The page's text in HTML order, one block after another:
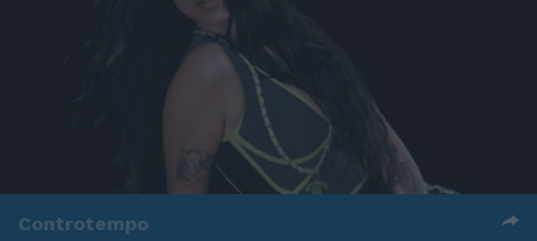
Controtempo